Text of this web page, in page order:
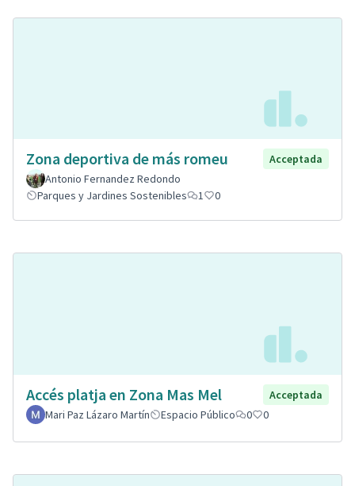
Zona deportiva de más romeu
Acceptada
Antonio Fernandez Redondo
Parques y Jardines Sostenibles
1 0
Accés platja en Zona Mas Mel
Acceptada
Mari Paz Lázaro Martín
Espacio Público 0 0